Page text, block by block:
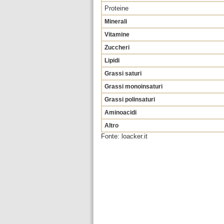
Proteine
Minerali
Vitamine
Zuccheri
Lipidi
Grassi saturi
Grassi monoinsaturi
Grassi polinsaturi
Aminoacidi
Altro
Fonte: loacker.it